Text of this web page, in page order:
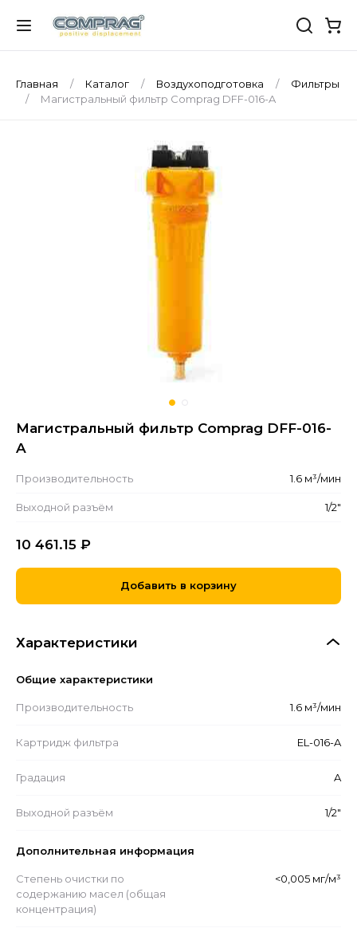
Главная Каталог Воздухоподготовка
Фильтры
Магистральный фильтр Comprag DFF-016-A
Магистральный фильтр Comprag DFF-016-
A
Производительность 1.6 м³/мин
Выходной разъём 1/2"
10 461.15 ₽
Добавить в корзину
Характеристики
Общие характеристики
Производительность 1.6 м³/мин
Картридж фильтра EL-016-A
Градация A
Выходной разъём 1/2"
Дополнительная информация
Степень очистки по
содержанию масел (общая
концентрация)
<0,005 мг/м³